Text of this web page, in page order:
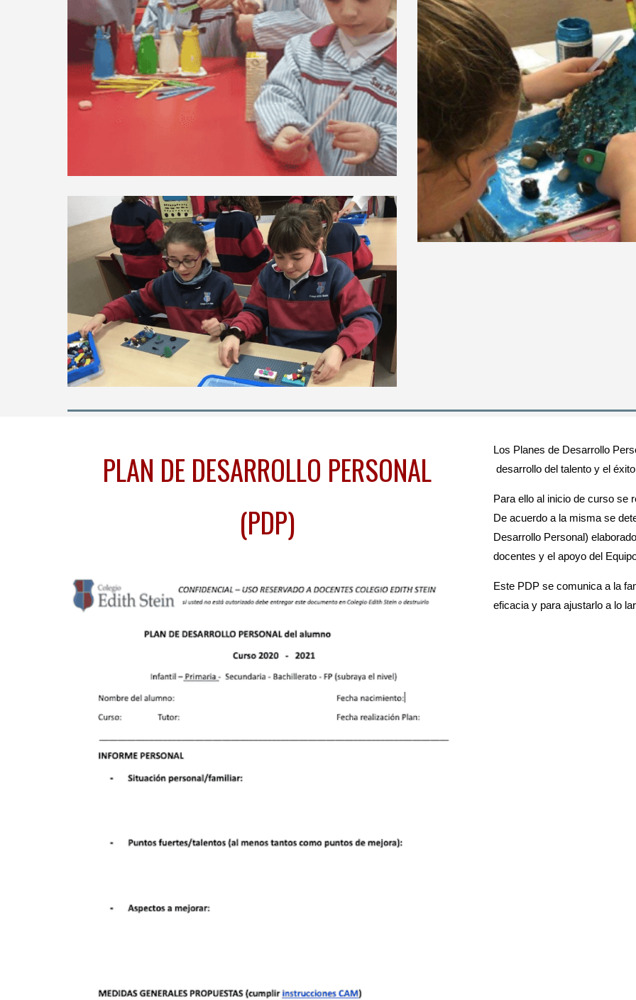
PLAN DE DESARROLLO PERSONAL
(PDP)
Los Planes de Desarrollo
desarrollo del talento y el
Para ello al inicio de curso se
De acuerdo a la misma se
Desarrollo Personal)
docentes y el apoyo del
Este PDP se comunica a la
eficacia y para ajustarlo a lo